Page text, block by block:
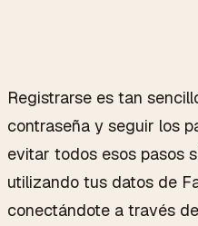
Registrarse es tan
contraseña y seguir los
evitar todos esos pasos
utilizando tus datos de
conectándote a través